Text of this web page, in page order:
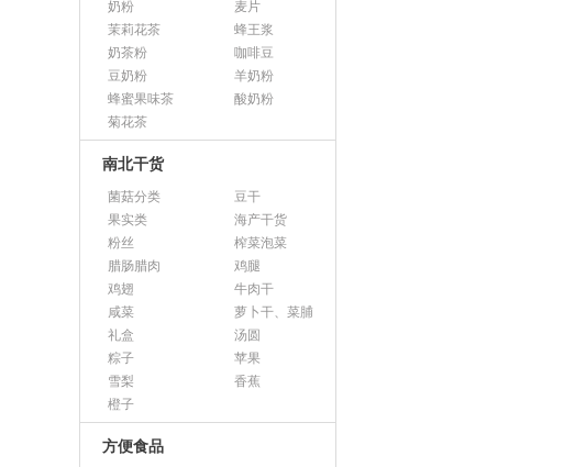
奶粉
麦片
茉莉花茶
蜂王浆
奶茶粉
咖啡豆
豆奶粉
羊奶粉
蜂蜜果味茶
酸奶粉
菊花茶
南北干货
菌菇分类
豆干
果实类
海产干货
粉丝
榨菜泡菜
腊肠腊肉
鸡腿
鸡翅
牛肉干
咸菜
萝卜干、菜脯
礼盒
汤圆
粽子
苹果
雪梨
香蕉
橙子
方便食品